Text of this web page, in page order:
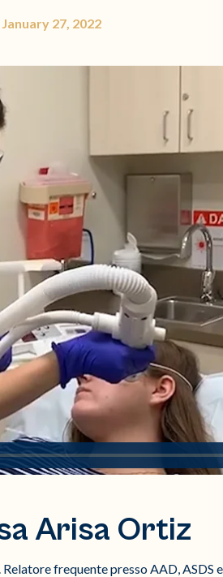
January 27, 2022
Arisa Ortiz
frequente presso AAD, ASDS